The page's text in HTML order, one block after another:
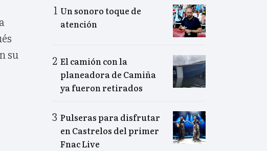
su
Un sonoro toque de
atención
El camión con la
planeadora de Camiña
ya fueron retirados
Pulseras para disfrutar
en Castrelos del primer
Fnac Live